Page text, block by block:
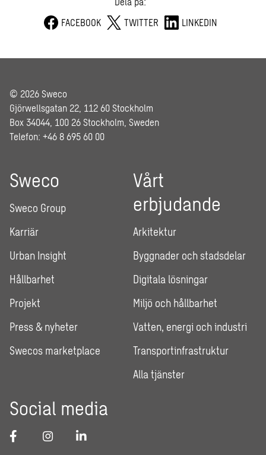
FACEBOOK
TWITTER LINKEDIN
© 2026 Sweco
Gjörwellsgatan 22, 112 60 Stockholm
Box 34044, 100 26 Stockholm, Sweden
Telefon: +46 8 695 60 00
Sweco
Sweco Group
Karriär
Urban Insight
Hållbarhet
Projekt
Press & nyheter
Swecos marketplace
Vårt
erbjudande
Arkitektur
Byggnader och stadsdelar
Digitala lösningar
Miljö och hållbarhet
Vatten, energi och industri
Transportinfrastruktur
Alla tjänster
Social media